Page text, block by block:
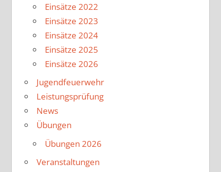
Einsätze 2022
Einsätze 2023
Einsätze 2024
Einsätze 2025
Einsätze 2026
Jugendfeuerwehr
Leistungsprüfung
News
Übungen
Übungen 2026
Veranstaltungen